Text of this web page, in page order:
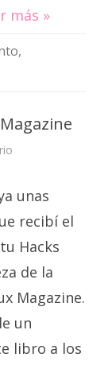
más »
,
a
Linux
Magazine
unas
recibí el
Hacks
de la
Magazine.
un
libro a los